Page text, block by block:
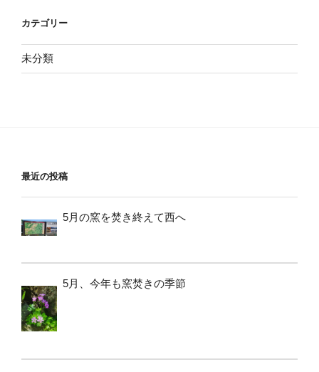
カテゴリー
未分類
最近の投稿
5月の窯を焚き終えて西へ
5月、今年も窯焚きの季節